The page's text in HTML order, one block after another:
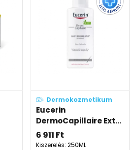
Dermokozmetikum
Eucerin
DermoCapillaire Ext...
6 911 Ft
Kiszerelés: 250ML